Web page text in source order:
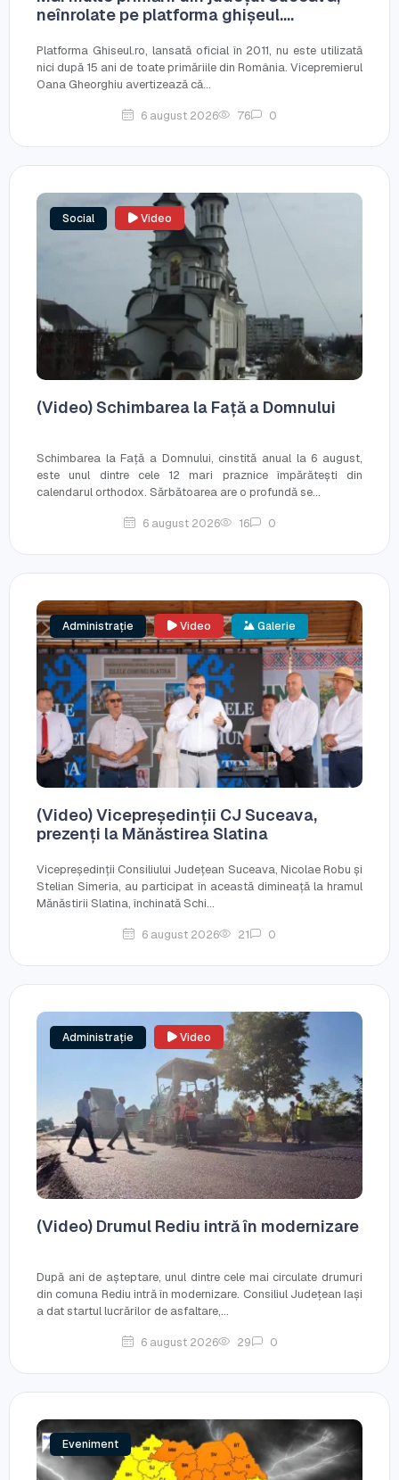
neînrolate pe platforma ghișeul....
Platforma Ghiseul.ro, lansată oficial în 2011, nu este utilizată
nici după 15 ani de toate primăriile din România. Vicepremierul
Oana Gheorghiu avertizează că...
6 august 2026 76 0
Social Video
(Video) Schimbarea la Față a Domnului
Schimbarea la Față a Domnului, cinstită anual la 6 august,
este unul dintre cele 12 mari praznice împărătești din
calendarul orthodox. Sărbătoarea are o profundă se...
6 august 2026 16 0
Administrație Video Galerie
(Video) Vicepreședinții CJ Suceava,
prezenți la Mănăstirea Slatina
Vicepreședinții Consiliului Județean Suceava, Nicolae Robu și
Stelian Simeria, au participat în această dimineață la hramul
Mănăstirii Slatina, închinată Schi...
6 august 2026 21 0
Administrație Video
(Video) Drumul Rediu intră în modernizare
După ani de așteptare, unul dintre cele mai circulate drumuri
din comuna Rediu intră în modernizare. Consiliul Județean Iași
a dat startul lucrărilor de asfaltare,...
6 august 2026 29 0
Eveniment